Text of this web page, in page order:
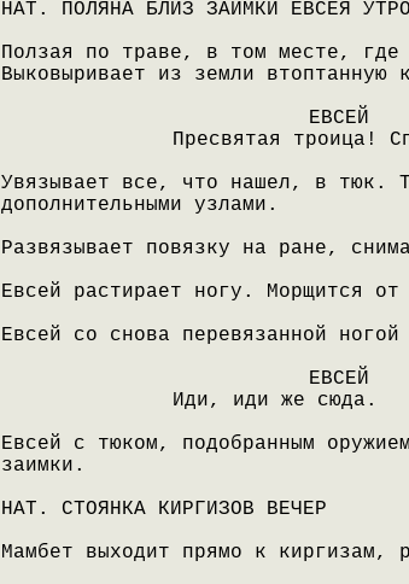
НАТ. ПОЛЯНА БЛИЗ ЗАИМКИ ЕВСЕЯ УТРО
Ползая по траве, в том месте, где
Выковыривает из земли втоптанную
ЕВСЕЙ
Пресвятая троица!
Увязывает все, что нашел, в тюк.
дополнительными узлами.
Развязывает повязку на ране,
Евсей растирает ногу. Морщится от
Евсей со снова перевязанной
ЕВСЕЙ
Иди, иди же сюда.
Евсей с тюком, подобранным
заимки.
НАТ. СТОЯНКА КИРГИЗОВ ВЕЧЕР
Мамбет выходит прямо к киргизам,